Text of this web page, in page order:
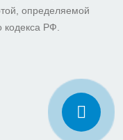
определяемой
кодекса РФ.